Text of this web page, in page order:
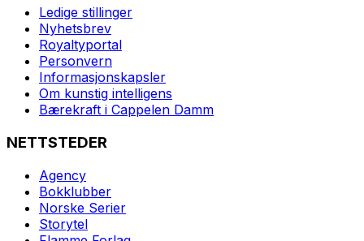
Ledige stillinger
Nyhetsbrev
Royaltyportal
Personvern
Informasjonskapsler
Om kunstig intelligens
Bærekraft i Cappelen Damm
NETTSTEDER
Agency
Bokklubber
Norske Serier
Storytel